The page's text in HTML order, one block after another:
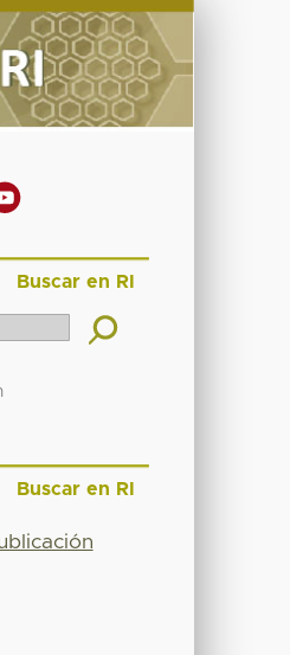
Buscar en RI
Buscar en RI